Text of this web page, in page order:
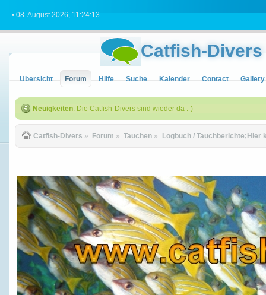
• 08. August 2026, 11:24:13
Catfish-Divers
Übersicht Forum Hilfe Suche Kalender Contact Gallery
Neuigkeiten: Die Catfish-Divers sind wieder da :-)
Catfish-Divers » Forum » Tauchen » Logbuch / Tauchberichte;Hier